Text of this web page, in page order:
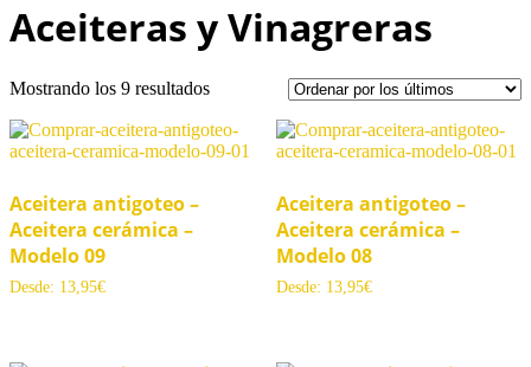
Aceiteras y Vinagreras
Mostrando los 9 resultadosOrdenado
los
últimos
Aceitera antigoteo –
Aceitera cerámica –
Modelo 09
Desde: 13,95€
Aceitera antigoteo –
Aceitera cerámica –
Modelo 08
Desde: 13,95€